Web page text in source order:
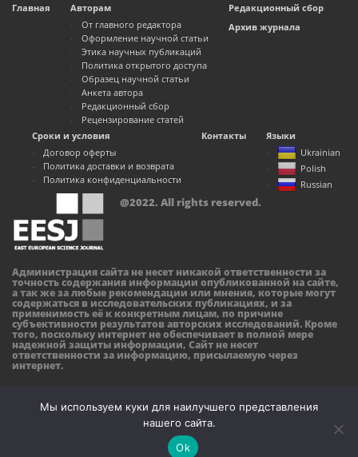
Главная
Авторам
От главного редактора
Оформление научной статьи
Этика научных публикаций
Политика открытого доступа
Образец научной статьи
Анкета автора
Редакционный сбор
Рецензирование статей
Редакционный сбор
Архив журнала
Сроки и условия
Договор оферты
Политика доставки и возврата
Политика конфиденциальности
Контакты
Языки
Ukrainian
Polish
Russian
@2022. All rights reserved.
Администрация сайта не несет никакой ответственности за
точность содержания информации опубликованной на сайте,
а так же за любые рекомендации или мнения, которые могут
содержаться в исследовательских публикациях, и за
применимость её к конкретным лицам, по причине
субъективности результатов авторских исследований. Кроме
того, поскольку интернет не обеспечивает в полной мере
надежной защиты информации, Сайт не несет
ответственности за информацию, присылаемую через
интернет.
Мы используем куки для наилучшего представления
нашего сайта.
Ok